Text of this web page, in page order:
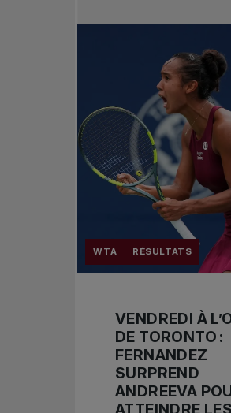
WTA RÉSULTATS
VENDREDI À
DE TORONTO :
FERNANDEZ
SURPREND
ANDREEVA